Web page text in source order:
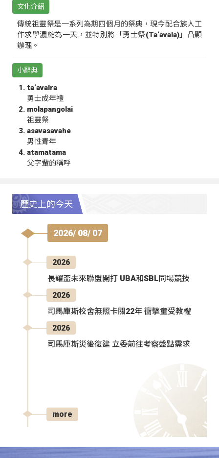
文化介紹
傳統祖靈祭是一系列為期四個月的祭典，現今配合族人工
作求學濃縮為一天，並特別將「勇士祭(Ta‘avala)」凸顯
辦理。
小辭典
ta‘avalra
勇士成年禮
molapangolai
祖靈祭
asavasavahe
男性青年
atamatama
父字輩的稱呼
歷史上的今天
2026/ 08/ 07
2026
長耀盃未來聯盟開打 UBA和SBL同場競技
2026
司馬庫斯校舍無照卡關22年 衝擊童受教權
2026
司馬庫斯災後復建 立委前往考察盤點需求
more